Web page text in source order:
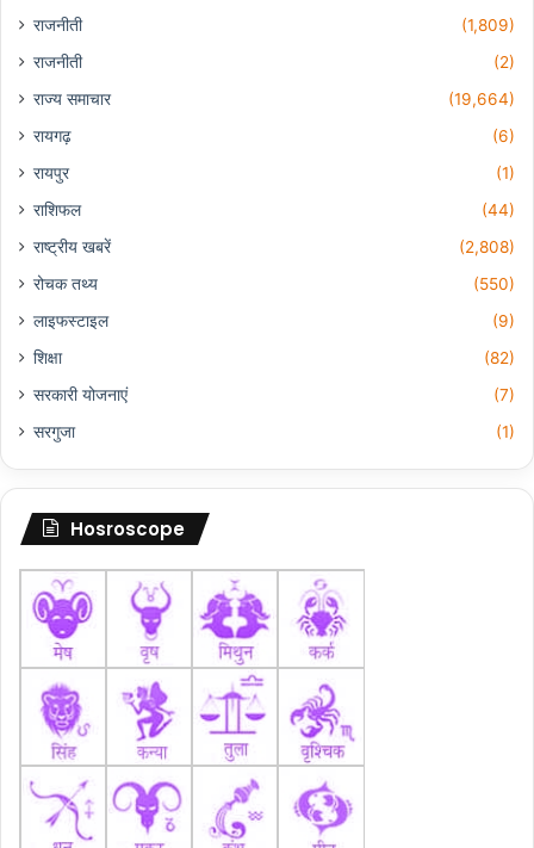
राजनीती
(1,809)
राजनीती
(2)
राज्य समाचार
(19,664)
रायगढ़
(6)
रायपुर
(1)
राशिफल
(44)
राष्ट्रीय खबरें
(2,808)
रोचक तथ्य
(550)
लाइफस्टाइल
(9)
शिक्षा
(82)
सरकारी योजनाएं
(7)
सरगुजा
(1)
Hosroscope